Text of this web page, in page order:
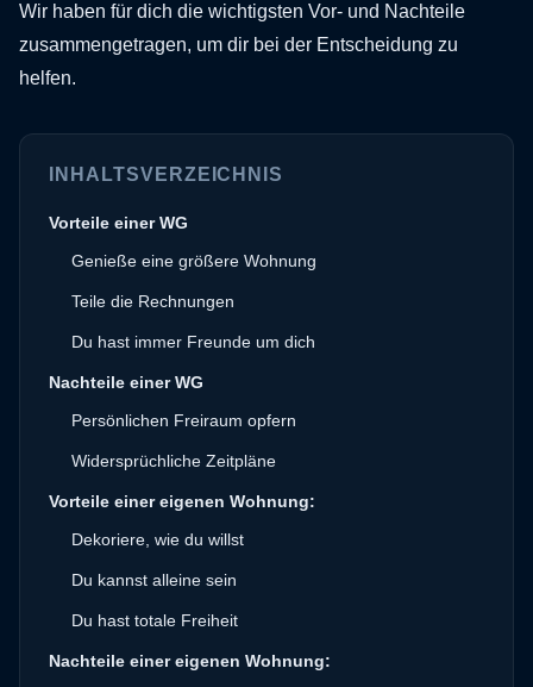
Wir haben für dich die wichtigsten Vor- und Nachteile
zusammengetragen, um dir bei der Entscheidung zu
helfen.
INHALTSVERZEICHNIS
Vorteile einer WG
Genieße eine größere Wohnung
Teile die Rechnungen
Du hast immer Freunde um dich
Nachteile einer WG
Persönlichen Freiraum opfern
Widersprüchliche Zeitpläne
Vorteile einer eigenen Wohnung:
Dekoriere, wie du willst
Du kannst alleine sein
Du hast totale Freiheit
Nachteile einer eigenen Wohnung: